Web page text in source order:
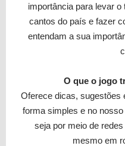
importância para levar
cantos do país e fazer
entendam a sua
O que o jogo
Oferece dicas, sugestões
forma simples e no
seja por meio de
mesmo em